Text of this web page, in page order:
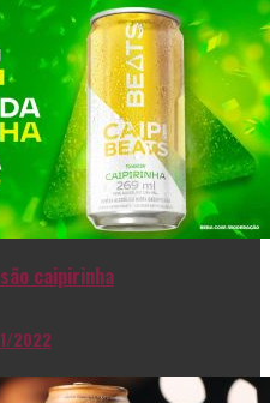
caipirinha
2022